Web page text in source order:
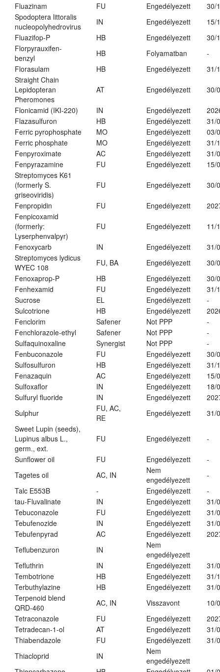
Fluazinam
FU Engedélyezett
30/
Spodoptera littoralis
nucleopolyhedrovirus
IN Engedélyezett
15/
Fluazifop-P
HB Engedélyezett
30/
Florpyrauxifen-
benzyl
HB Folyamatban
-
Florasulam
HB Engedélyezett
31/
Straight Chain
Lepidopteran
Pheromones
AT Engedélyezett 30/
Flonicamid (IKI-220) IN Engedélyezett
Flazasulfuron
HB Engedélyezett
31/
Ferric pyrophosphate
MO Engedélyezett
03/
Ferric phosphate
MO Engedélyezett
31/
Fenpyroximate
AC Engedélyezett
31/
Fenpyrazamine
FU Engedélyezett
15/
Streptomyces K61
(formerly S.
griseoviridis)
FU Engedélyezett 30/
Fenpropidin FU Engedélyezett
Fenpicoxamid
(formerly:
Lyserphenvalpyr)
FU Engedélyezett 11/
Fenoxycarb IN Engedélyezett
31/
Streptomyces lydicus
WYEC 108
FU, BA Engedélyezett
30/
Fenoxaprop-P
HB Engedélyezett
30/
Fenhexamid
FU Engedélyezett
31/
Sucrose
EL Engedélyezett
-
Sulcotrione
HB Engedélyezett
Fenclorim
Safener Not PPP
-
Fenchlorazole-ethyl
Safener Not PPP
-
Sulfaquinoxaline
Synergist Not PPP
-
Fenbuconazole
FU Engedélyezett
30/
Sulfosulfuron
HB Engedélyezett
31/
Fenazaquin
AC Engedélyezett
15/
Sulfoxaflor
IN Engedélyezett
18/
Sulfuryl fluoride
IN Engedélyezett
Sulphur
FU, AC,
RE
Engedélyezett
31/
Sweet Lupin (seeds),
Lupinus albus L.,
germ., ext.
FU Engedélyezett -
Sunflower oil FU Engedélyezett
-
Tagetes oil
AC, IN
Nem
engedélyezett
-
Talc E553B
- Engedélyezett
-
tau-Fluvalinate
IN Engedélyezett
31/
Tebuconazole
FU Engedélyezett
31/
Tebufenozide
IN Engedélyezett
31/
Tebufenpyrad
AC Engedélyezett
Teflubenzuron
IN
Nem
engedélyezett
Tefluthrin
IN Engedélyezett
31/
Tembotrione
HB Engedélyezett
31/
Terbuthylazine
HB Engedélyezett
31/
Terpenoid blend
QRD-460
AC, IN Visszavont
10/
Tetraconazole
FU Engedélyezett
Tetradecan-1-ol
AT Engedélyezett
31/
Thiabendazole
FU Engedélyezett
31/
Thiacloprid
IN
Nem
engedélyezett